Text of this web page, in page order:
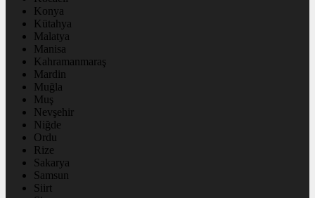
Konya
Kütahya
Malatya
Manisa
Kahramanmaraş
Mardin
Muğla
Muş
Nevşehir
Niğde
Ordu
Rize
Sakarya
Samsun
Siirt